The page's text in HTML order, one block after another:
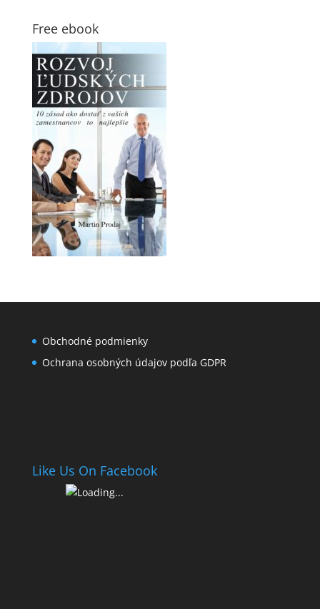
Free ebook
Obchodné podmienky
Ochrana osobných údajov podľa GDPR
Like Us On Facebook